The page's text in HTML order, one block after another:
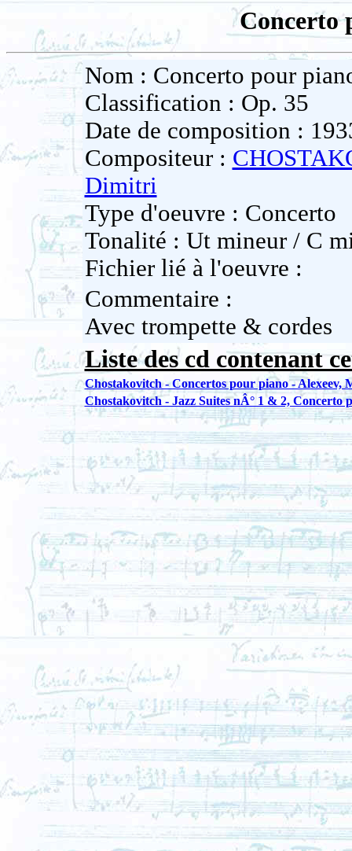
Concerto
Nom : Concerto pour
Classification : Op. 35
Date de composition :
Compositeur :
Dimitri
Type d'oeuvre : Concerto
Tonalité : Ut mineur / C
Fichier lié à l'oeuvre :
Commentaire :
Avec trompette & cordes
Liste des cd contenant
Chostakovitch - Concertos pour piano - Alexeev,
Chostakovitch - Jazz Suites nÂ° 1 & 2,